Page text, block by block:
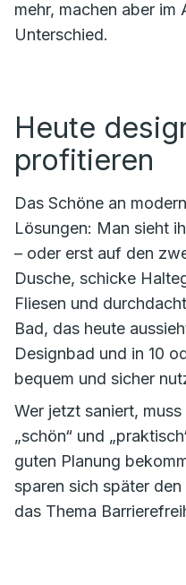
mehr, machen aber im
Unterschied.
Heute
profitieren
Das Schöne an
Lösungen: Man sieht
– oder erst auf den
Dusche, schicke
Fliesen und
Bad, das heute
Designbad und in 10
bequem und sicher
Wer jetzt saniert,
„schön“ und
guten Planung
sparen sich später
das Thema